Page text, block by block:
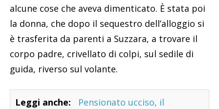
alcune cose che aveva dimenticato. È stata poi
la donna, che dopo il sequestro dell’alloggio si
è trasferita da parenti a Suzzara, a trovare il
corpo padre, crivellato di colpi, sul sedile di
guida, riverso sul volante.
Leggi anche:
Pensionato ucciso, il